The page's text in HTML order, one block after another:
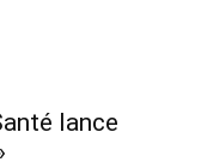
lance